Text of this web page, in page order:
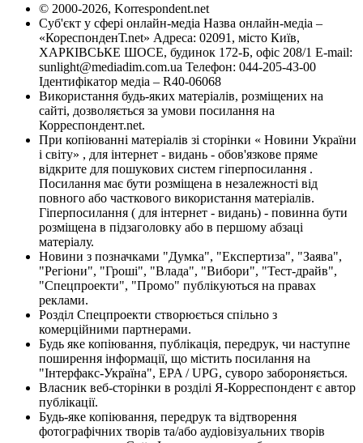
© 2000-2026, Korrespondent.net
Суб'єкт у сфері онлайн-медіа Назва онлайн-медіа –
«КореспонденТ.net» Адреса: 02091, місто Київ,
ХАРКІВСЬКЕ ШОСЕ, будинок 172-Б, офіс 208/1 E-mail:
sunlight@mediadim.com.ua Телефон: 044-205-43-00
Ідентифікатор медіа – R40-06068
Використання будь-яких матеріалів, розміщених на
сайті, дозволяється за умови посилання на
Корреспондент.net.
При копіюванні матеріалів зі сторінки « Новини України
і світу» , для інтернет - видань - обов'язкове пряме
відкрите для пошукових систем гіперпосилання .
Посилання має бути розміщена в незалежності від
повного або часткового використання матеріалів.
Гіперпосилання ( для інтернет - видань) - повинна бути
розміщена в підзаголовку або в першому абзаці
матеріалу.
Новини з позначками "Думка", "Експертиза", "Заява",
"Регіони", "Гроші", "Влада", "Вибори", "Тест-драйв",
"Спецпроекти", "Промо" публікуються на правах
реклами.
Розділ Спецпроекти створюється спільно з
комерційними партнерами.
Будь яке копіювання, публікація, передрук, чи наступне
поширення інформації, що містить посилання на
"Інтерфакс-Україна", EPA / UPG, суворо забороняється.
Власник веб-сторінки в розділі Я-Корреспондент є автор
публікації.
Будь-яке копіювання, передрук та відтворення
фотографічних творів та/або аудіовізуальних творів